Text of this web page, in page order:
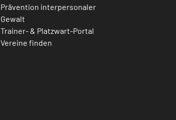
Prävention interpersonaler
Gewalt
Trainer- & Platzwart-Portal
Vereine finden